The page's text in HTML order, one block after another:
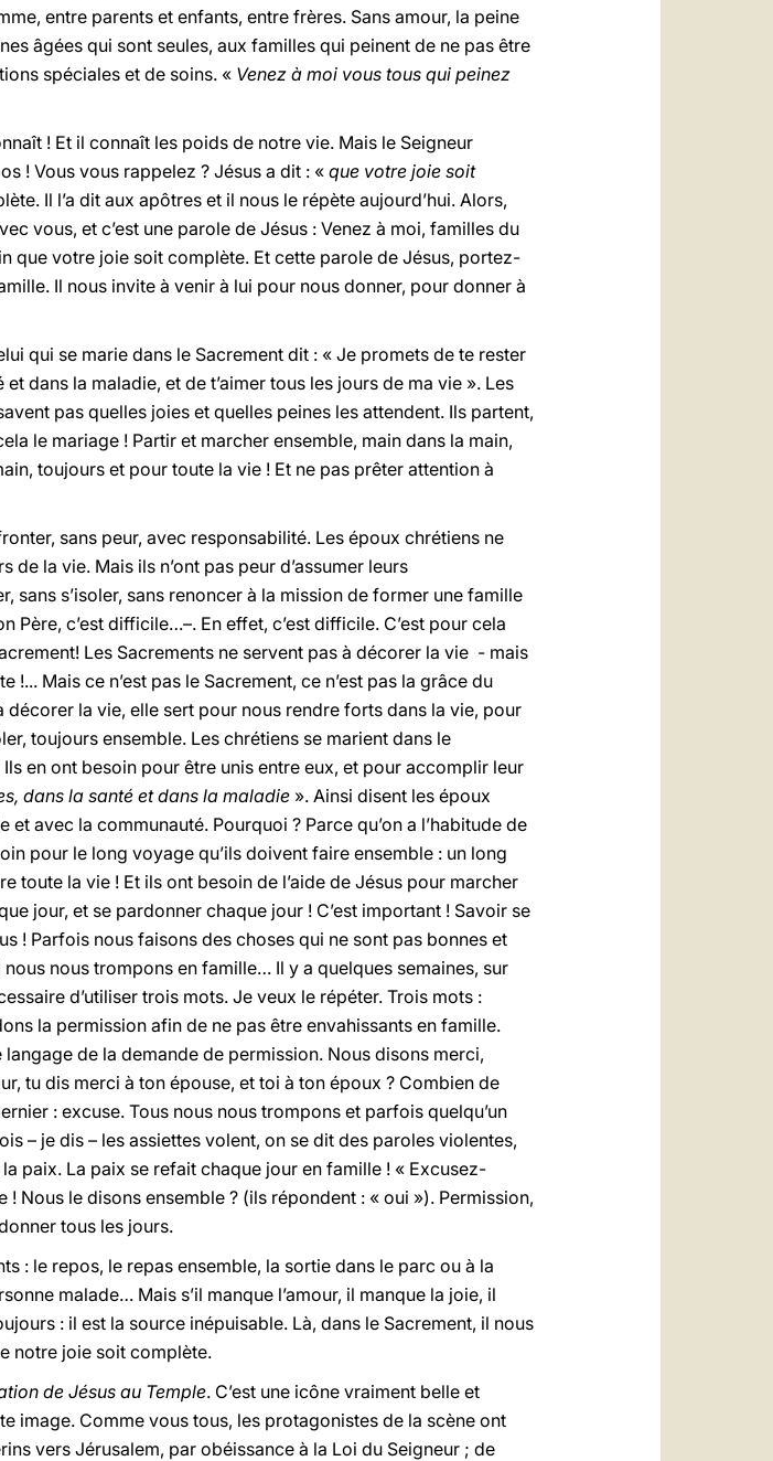
entre parents et enfants, entre frères. Sans amour, la peine
âgées qui sont seules, aux familles qui peinent de ne pas être
spéciales et de soins. « Venez à moi vous tous qui peinez
! Et il connaît les poids de notre vie. Mais le Seigneur
! Vous vous rappelez ? Jésus a dit : « que votre joie soit
Il l’a dit aux apôtres et il nous le répète aujourd’hui. Alors,
vous, et c’est une parole de Jésus : Venez à moi, familles du
que votre joie soit complète. Et cette parole de Jésus, portez-
Il nous invite à venir à lui pour nous donner, pour donner à
qui se marie dans le Sacrement dit : « Je promets de te rester
dans la maladie, et de t’aimer tous les jours de ma vie ». Les
pas quelles joies et quelles peines les attendent. Ils partent,
le mariage ! Partir et marcher ensemble, main dans la main,
toujours et pour toute la vie ! Et ne pas prêter attention à
sans peur, avec responsabilité. Les époux chrétiens ne
la vie. Mais ils n’ont pas peur d’assumer leurs
sans s’isoler, sans renoncer à la mission de former une famille
Père, c’est difficile…–. En effet, c’est difficile. C’est pour cela
Les Sacrements ne servent pas à décorer la vie - mais
Mais ce n’est pas le Sacrement, ce n’est pas la grâce du
décorer la vie, elle sert pour nous rendre forts dans la vie, pour
toujours ensemble. Les chrétiens se marient dans le
en ont besoin pour être unis entre eux, et pour accomplir leur
dans la santé et dans la maladie ». Ainsi disent les époux
avec la communauté. Pourquoi ? Parce qu’on a l’habitude de
pour le long voyage qu’ils doivent faire ensemble : un long
toute la vie ! Et ils ont besoin de l’aide de Jésus pour marcher
jour, et se pardonner chaque jour ! C’est important ! Savoir se
! Parfois nous faisons des choses qui ne sont pas bonnes et
nous trompons en famille… Il y a quelques semaines, sur
d’utiliser trois mots. Je veux le répéter. Trois mots :
la permission afin de ne pas être envahissants en famille.
de la demande de permission. Nous disons merci,
tu dis merci à ton épouse, et toi à ton époux ? Combien de
: excuse. Tous nous nous trompons et parfois quelqu’un
– je dis – les assiettes volent, on se dit des paroles violentes,
paix. La paix se refait chaque jour en famille ! « Excusez-
Nous le disons ensemble ? (ils répondent : « oui »). Permission,
tous les jours.
: le repos, le repas ensemble, la sortie dans le parc ou à la
malade… Mais s’il manque l’amour, il manque la joie, il
: il est la source inépuisable. Là, dans le Sacrement, il nous
notre joie soit complète.
de Jésus au Temple. C’est une icône vraiment belle et
image. Comme vous tous, les protagonistes de la scène ont
vers Jérusalem, par obéissance à la Loi du Seigneur ; de